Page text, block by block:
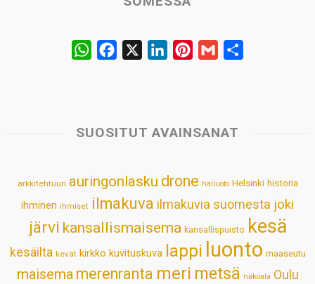
W
s
p
b
k
e
n
e
s
t
l
SUOSITUT AVAINSANAT
arkkitehtuuri auringonlasku drone hailuoto Helsinki historia
ihminen ihmiset ilmakuva ilmakuvia suomesta joki
järvi kansallismaisema kansallispuisto kesä
kesäilta kevät kirkko kuvituskuva lappi luonto maaseutu
maisema merenranta meri metsä näköala Oulu